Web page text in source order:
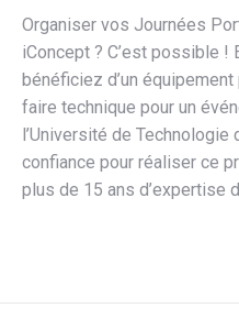
Organiser vos Journées
iConcept ? C’est possible !
bénéficiez d’un
faire technique pour un
l’Université de
confiance pour réaliser ce
plus de 15 ans d’expertise